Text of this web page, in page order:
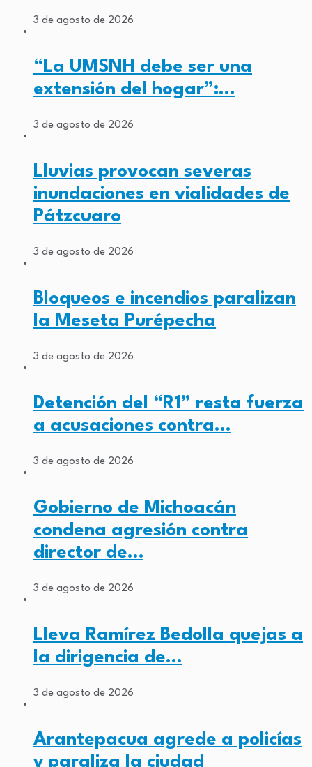
3 de agosto de 2026
“La UMSNH debe ser una
extensión del hogar”:…
3 de agosto de 2026
Lluvias provocan severas
inundaciones en vialidades de
Pátzcuaro
3 de agosto de 2026
Bloqueos e incendios paralizan
la Meseta Purépecha
3 de agosto de 2026
Detención del “R1” resta fuerza
a acusaciones contra…
3 de agosto de 2026
Gobierno de Michoacán
condena agresión contra
director de…
3 de agosto de 2026
Lleva Ramírez Bedolla quejas a
la dirigencia de…
3 de agosto de 2026
Arantepacua agrede a policías
y paraliza la ciudad